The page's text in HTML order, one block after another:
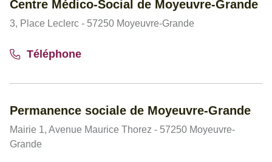
Centre Médico-Social de Moyeuvre-Grande
3, Place Leclerc - 57250 Moyeuvre-Grande
Téléphone
Permanence sociale de Moyeuvre-Grande
Mairie 1, Avenue Maurice Thorez - 57250 Moyeuvre-
Grande